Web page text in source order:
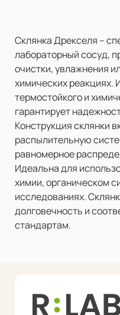
Склянка Дрекселя –
лабораторный сосуд,
очистки, увлажнения
химических реакциях.
термостойкого и
гарантирует
Конструкция склянки
распылительную
равномерное
Идеальна для
химии, органическом
исследованиях.
долговечность и
стандартам.